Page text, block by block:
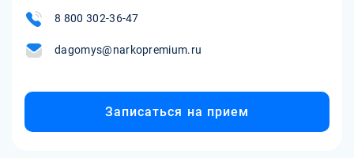
8 800 302-36-47
dagomys@narkopremium.ru
Записаться на прием